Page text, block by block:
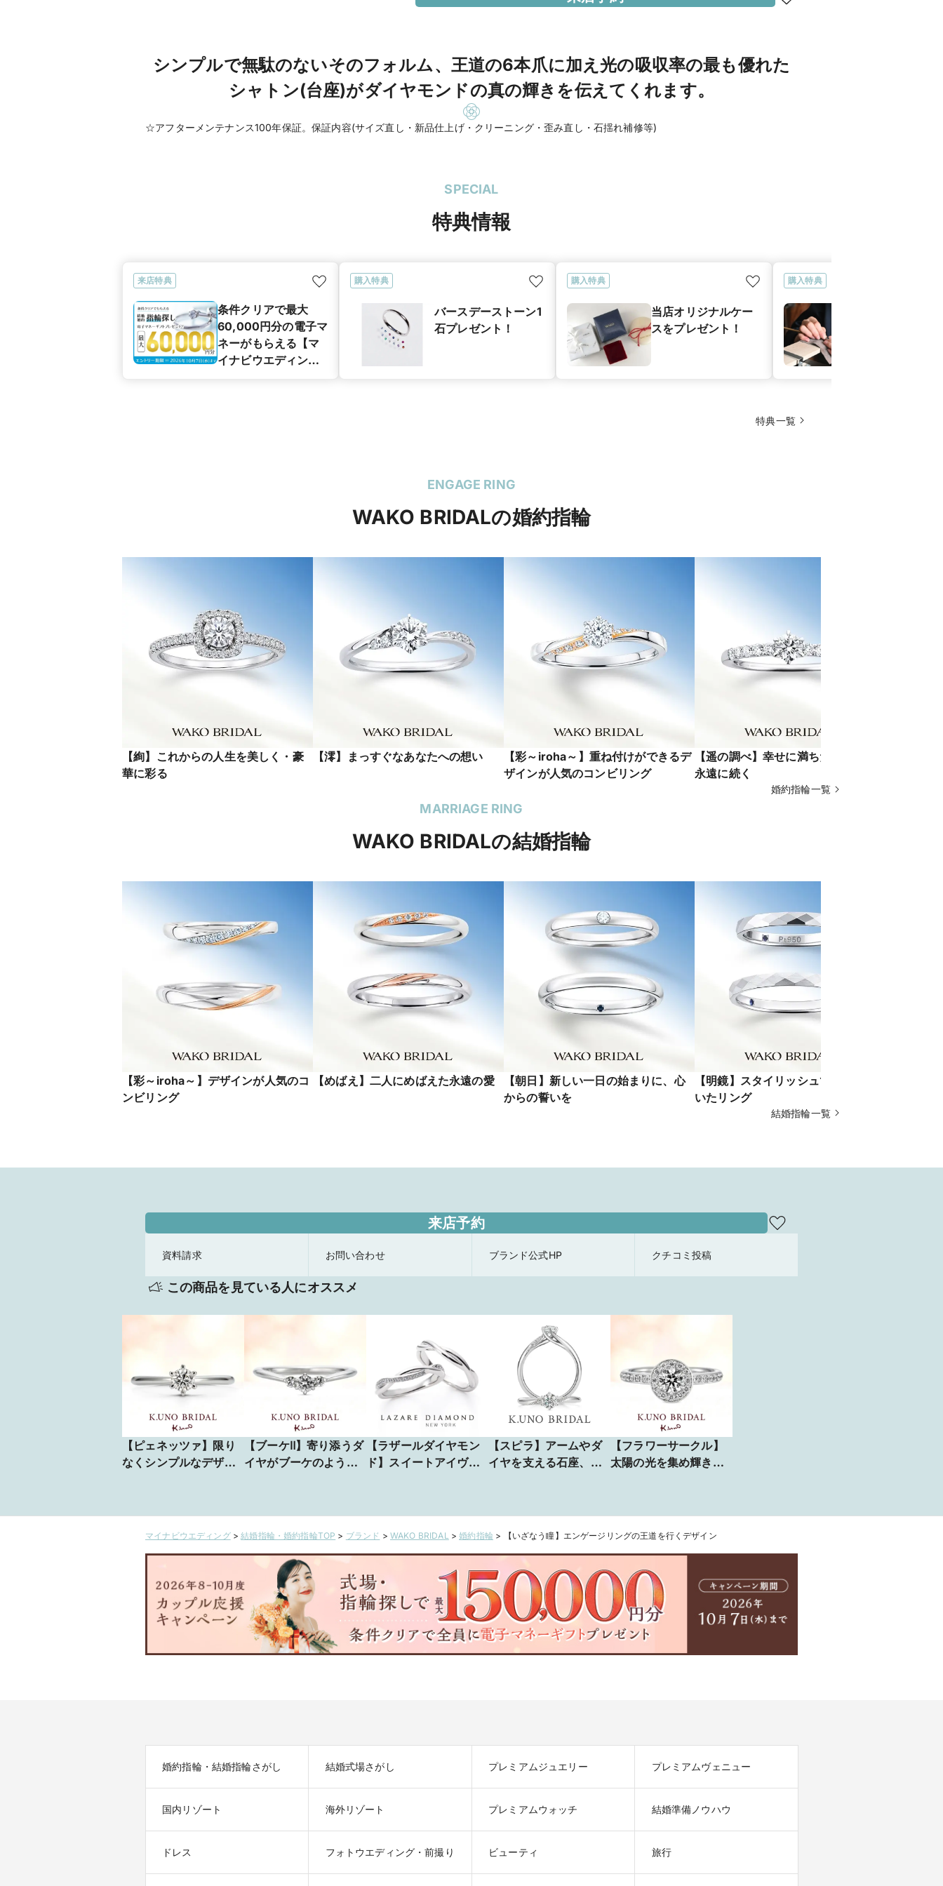
シンプルで無駄のないそのフォルム、王道の6本爪に加え光の吸収率の最も優れた
シャトン(台座)がダイヤモンドの真の輝きを伝えてくれます。
☆アフターメンテナンス100年保証。保証内容(サイズ直し・新品仕上げ・クリーニング・歪み直し・石揺れ補修等)
SPECIAL
特典情報
来店特典
条件クリアで最大
60,000円分の電子マ
ネーがもらえる【マ
イナビウエディング
購入特典
バースデーストーン1
石プレゼント！
購入特典
当店オリジナルケー
スをプレゼント！
購入特典
特典一覧
ENGAGE RING
WAKO BRIDALの婚約指輪
【絢】これからの人生を美しく・豪
華に彩る
【澪】まっすぐなあなたへの想い
【彩～iroha～】重ね付けができるデ
ザインが人気のコンビリング
【遥の調べ】幸せに満ちた調べは、
永遠に続く
婚約指輪一覧
MARRIAGE RING
WAKO BRIDALの結婚指輪
【彩～iroha～】デザインが人気のコ
ンビリング
【めばえ】二人にめばえた永遠の愛
【朝日】新しい一日の始まりに、心
からの誓いを
【明鏡】スタイリッシュで遊びのき
いたリング
結婚指輪一覧
来店予約
資料請求 お問い合わせ ブランド公式HP クチコミ投稿
この商品を見ている人にオススメ
【ピェネッツァ】限り
なくシンプルなデザイ
【ブーケⅡ】寄り添うダ
イヤがブーケのよう…
【ラザールダイヤモン
ド】スイートアイヴィ-
【スピラ】アームやダ
イヤを支える石座、爪
【フラワーサークル】
太陽の光を集め輝きを
マイナビウエディング>結婚指輪・婚約指輪TOP > ブランド > WAKO BRIDAL >婚約指輪 > 【いざなう瞳】エンゲージリングの王道を行くデザイン
婚約指輪・結婚指輪さがし 結婚式場さがし プレミアムジュエリー プレミアムヴェニュー
国内リゾート 海外リゾート プレミアムウォッチ 結婚準備ノウハウ
ドレス フォトウエディング・前撮り ビューティ 旅行